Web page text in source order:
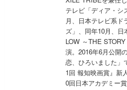
テレビ「ディア・シ
月、日本テレビ系ド
ズ」、同年10月、
LOW ～THE
演。2016年6月公開
恋、ひろいました」
1回 報知映画賞』新
0回日本アカデミー